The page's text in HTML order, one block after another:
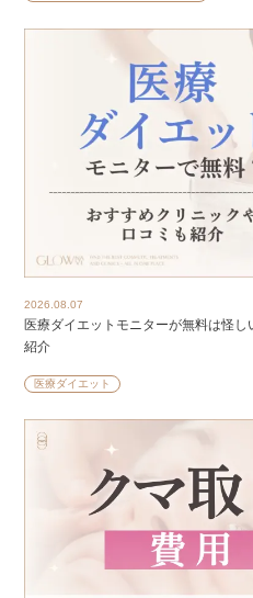
2026.08.07
医療ダイエットモニターが無料は怪
紹介
医療ダイエット